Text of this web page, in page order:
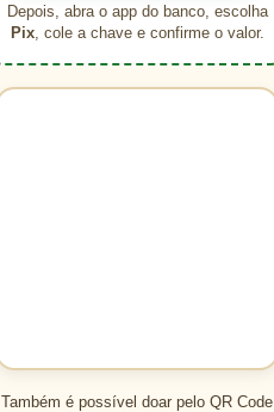
Depois, abra o app do banco, escolha
Pix, cole a chave e confirme o valor.
Também é possível doar pelo QR Code